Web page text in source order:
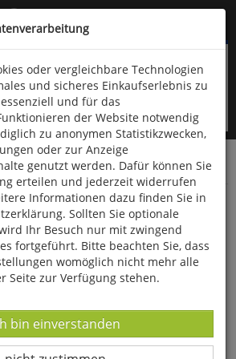
Seite überspringen
oder (06766) 9323-960
Biologie allgemein Zoologie
Hasentiere
oder vergleichbare Technologien
und sicheres Einkaufserlebnis zu
und für das
der Website notwendig
zu anonymen Statistikzwecken,
oder zur Anzeige
genutzt werden. Dafür können Sie
erteilen und jederzeit widerrufen
Informationen dazu finden Sie in
Sollten Sie optionale
Ihr Besuch nur mit zwingend
fortgeführt. Bitte beachten Sie, dass
womöglich nicht mehr alle
Seite zur Verfügung stehen.
-
bin einverstanden